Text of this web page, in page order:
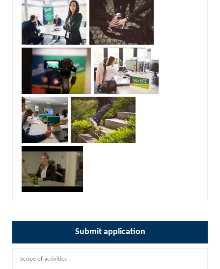
Submit application
Scope of activities